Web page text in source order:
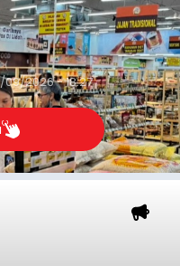
kondisi
memenuhi
10 bulan.
09/2026 - 18:27